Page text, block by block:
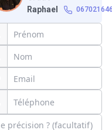
Raphael